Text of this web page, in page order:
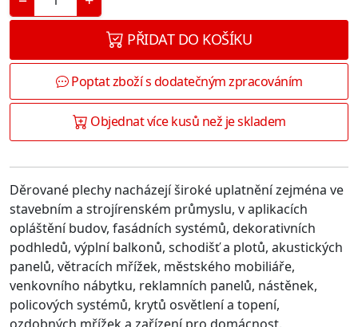
PŘIDAT DO KOŠÍKU
Poptat zboží s dodatečným zpracováním
Objednat více kusů než je skladem
Děrované plechy nacházejí široké uplatnění zejména ve
stavebním a strojírenském průmyslu, v aplikacích
opláštění budov, fasádních systémů, dekorativních
podhledů, výplní balkonů, schodišť a plotů, akustických
panelů, větracích mřížek, městského mobiliáře,
venkovního nábytku, reklamních panelů, nástěnek,
policových systémů, krytů osvětlení a topení,